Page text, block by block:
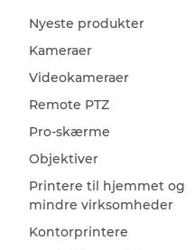
Nyeste produkter
Kameraer
Videokameraer
Remote PTZ
Pro-skærme
Objektiver
Printere til hjemmet og
mindre virksomheder
Kontorprintere